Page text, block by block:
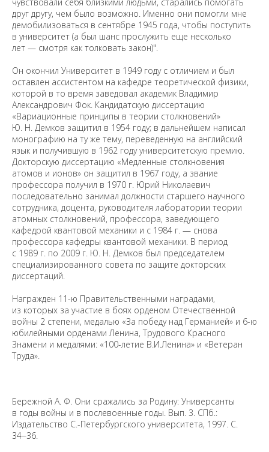
друг другу, чем было возможно. Именно они помогли мне
демобилизоваться в сентябре 1945 года, чтобы поступить
в университет (а был шанс прослужить еще несколько
лет — смотря как толковать закон)".
Он окончил Университет в 1949 году с отличием и был
оставлен ассистентом на кафедре теоретической физики,
которой в то время заведовал академик Владимир
Александрович Фок. Кандидатскую диссертацию
«Вариационные принципы в теории столкновений»
Ю. Н. Демков защитил в 1954 году; в дальнейшем написал
монографию на ту же тему, переведенную на английский
язык и получившую в 1962 году университетскую премию.
Докторскую диссертацию «Медленные столкновения
атомов и ионов» он защитил в 1967 году, а звание
профессора получил в 1970 г. Юрий Николаевич
последовательно занимал должности старшего научного
сотрудника, доцента, руководителя лаборатории теории
атомных столкновений, профессора, заведующего
кафедрой квантовой механики и с 1984 г. — снова
профессора кафедры квантовой механики. В период
с 1989 г. по 2009 г. Ю. Н. Демков был председателем
специализированного совета по защите докторских
диссертаций.
Награжден 11-ю Правительственными наградами,
из которых за участие в боях орденом Отечественной
войны 2 степени, медалью «За победу над Германией» и 6-ю
юбилейными орденами Ленина, Трудового Красного
Знамени и медалями: «100-летие В.И.Ленина» и «Ветеран
Труда».
Бережной А. Ф. Они сражались за Родину: Универсанты
в годы войны и в послевоенные годы. Вып. 3. СПб.:
Издательство С.-Петербургского университета, 1997. С.
34−36.
Предложить
дополнения к материалу